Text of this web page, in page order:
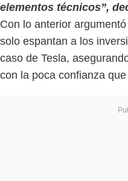
elementos técnicos”,
Con lo anterior
solo espantan a los
caso de Tesla,
con la poca confianza